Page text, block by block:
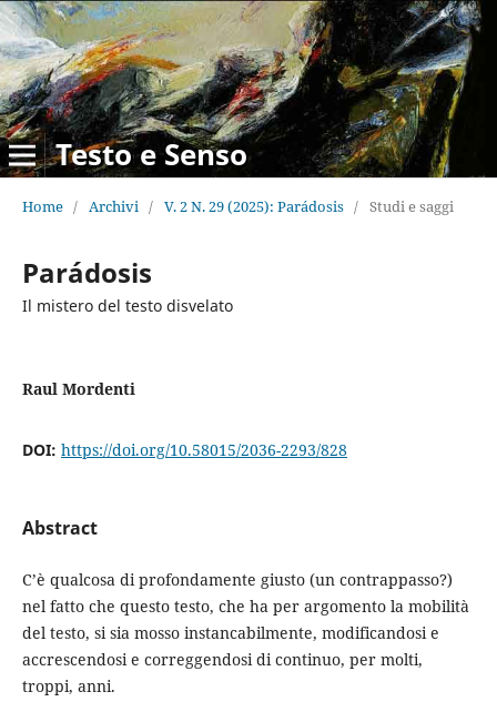
Testo e Senso
Home / Archivi / V. 2 N. 29 (2025): Parádosis / Studi e saggi
Parádosis
Il mistero del testo disvelato
Raul Mordenti
DOI: https://doi.org/10.58015/2036-2293/828
Abstract
C’è qualcosa di profondamente giusto (un contrappasso?)
nel fatto che questo testo, che ha per argomento la mobilità
del testo, si sia mosso instancabilmente, modificandosi e
accrescendosi e correggendosi di continuo, per molti,
troppi, anni.